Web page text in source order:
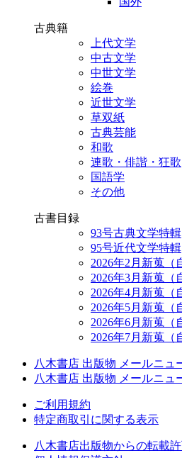
古典籍
上代文学
中古文学
中世文学
絵巻
近世文学
草双紙
古典芸能
和歌
連歌・俳諧・狂歌
国語学
その他
古書目録
93号古典文学特輯
95号近代文学特輯
2026年2月新蒐（
2026年3月新蒐（
2026年4月新蒐（
2026年5月新蒐（
2026年6月新蒐（
2026年7月新蒐（
八木書店 出版物 メールニュ
八木書店 出版物 メールニュ
ご利用規約
特定商取引に関する表示
八木書店出版物からの転載